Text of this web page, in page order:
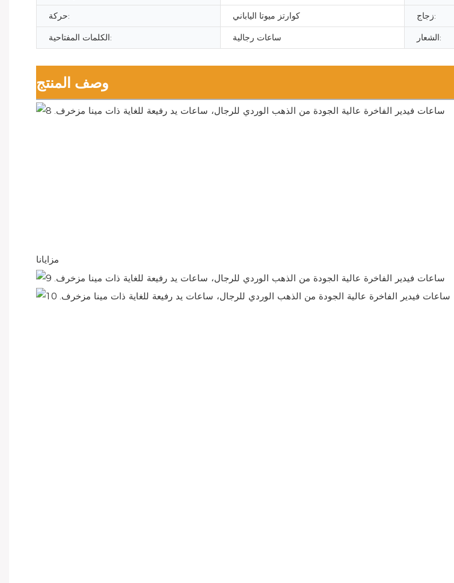
حركة:
كوارتز ميوتا الياباني زجاج:
الكلمات المفتاحية:
ساعات رجالية الشعار:
وصف المنتج
مزايانا